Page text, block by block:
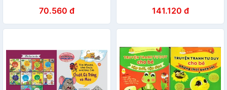
70.560 đ
cho bé ,những thói quen tốt
141.120 đ